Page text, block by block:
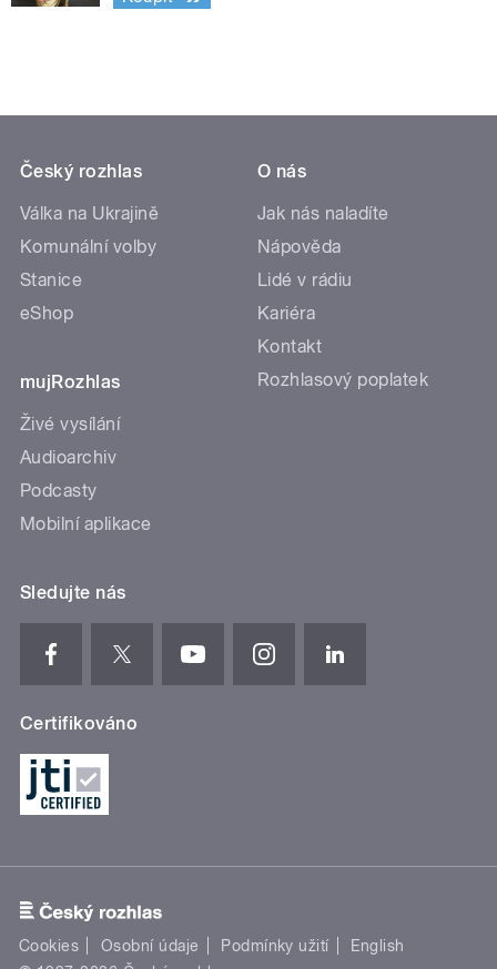
Český rozhlas
Válka na Ukrajině
Komunální volby
Stanice
eShop
mujRozhlas
Živé vysílání
Audioarchiv
Podcasty
Mobilní aplikace
O nás
Jak nás naladíte
Nápověda
Lidé v rádiu
Kariéra
Kontakt
Rozhlasový poplatek
Sledujte nás
Certifikováno
Cookies Osobní údaje Podmínky užití
English